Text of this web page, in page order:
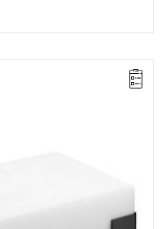
o wysokiej gęstości: